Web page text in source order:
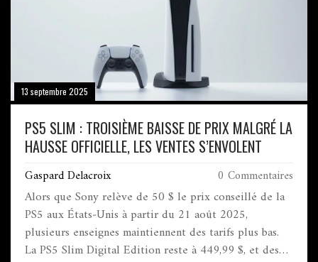
13 septembre 2025
PS5 SLIM : TROISIÈME BAISSE DE PRIX MALGRÉ LA
HAUSSE OFFICIELLE, LES VENTES S’ENVOLENT
Gaspard Delacroix 0 Commentaires
Alors que Sony relève de 50 $ le prix conseillé de la
PS5 aux États‑Unis à partir du 21 août 2025,
plusieurs enseignes maintiennent des tarifs plus bas.
La PS5 Slim Digital Edition reste à 449,99 $, et des